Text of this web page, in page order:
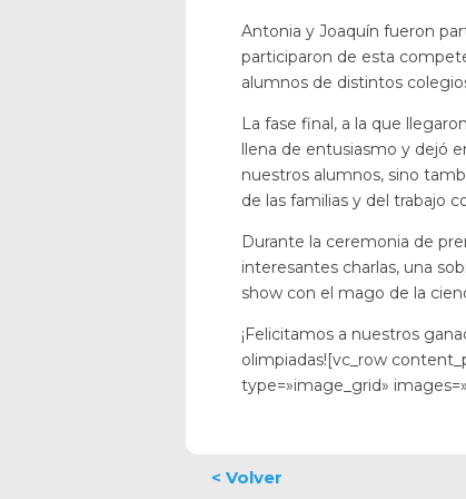
Antonia y Joaquín fueron
participaron de esta
alumnos de distintos
La fase final, a la que
llena de entusiasmo y dejó
nuestros alumnos, sino
de las familias y del trabajo
Durante la ceremonia de
interesantes charlas, una
show con el mago de la
¡Felicitamos a nuestros
olimpiadas![vc_row
type=»image_grid»